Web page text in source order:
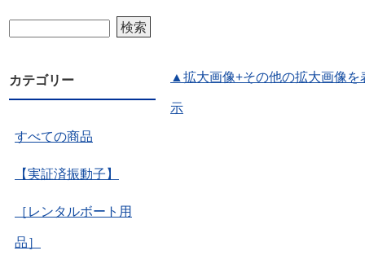
検索
カテゴリー
すべての商品
【実証済振動子】
［レンタルボート用
品］
▲拡大画像+その他の拡大画像を
示